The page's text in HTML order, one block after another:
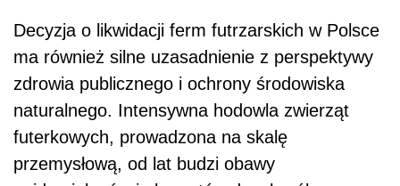
Decyzja o likwidacji ferm futrzarskich w Polsce
ma również silne uzasadnienie z perspektywy
zdrowia publicznego i ochrony środowiska
naturalnego. Intensywna hodowla zwierząt
futerkowych, prowadzona na skalę
przemysłową, od lat budzi obawy